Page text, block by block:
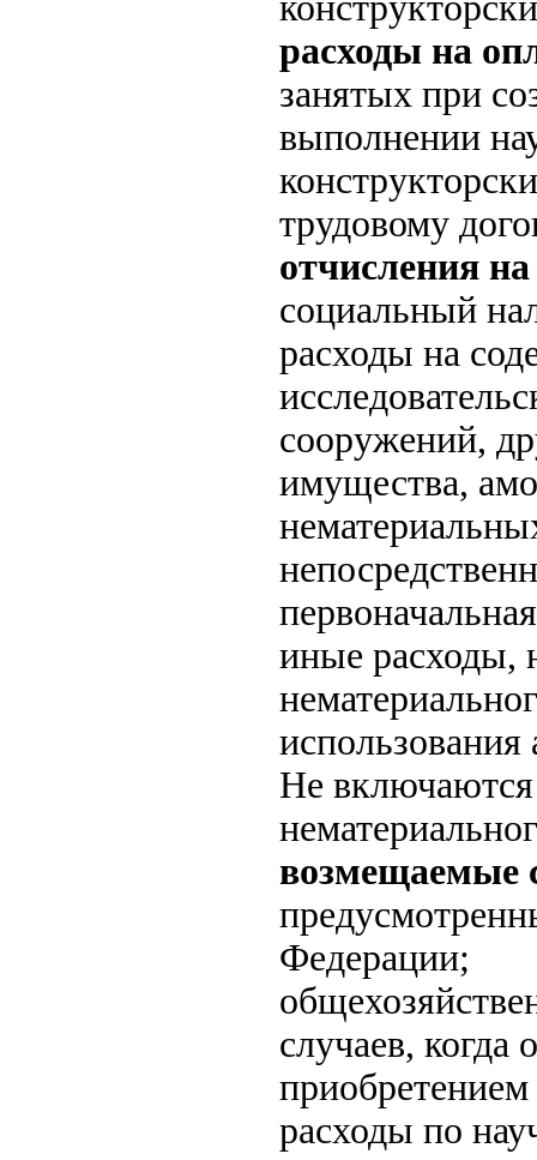
расходы на
занятых при
выполнении
трудовому
отчисления
социальный
расходы на
сооружений,
имущества,
иные расходы,
использования
Не включаются
возмещаемые
Федерации;
случаев, когда
расходы по